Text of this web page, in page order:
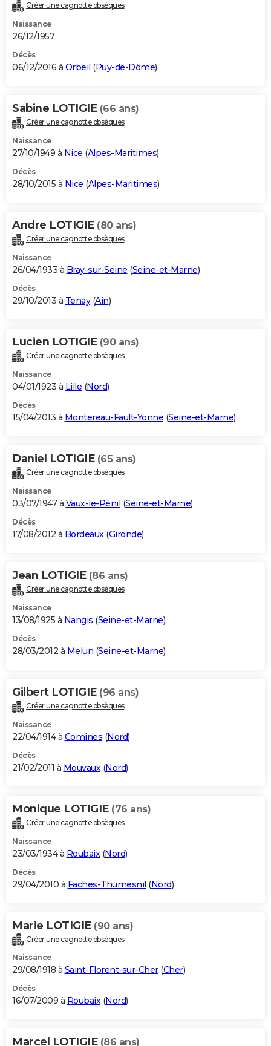
Créer une cagnotte obsèques
Naissance
26/12/1957
Décès
06/12/2016 à Orbeil (Puy-de-Dôme)
Sabine LOTIGIE (66 ans)
Créer une cagnotte obsèques
Naissance
27/10/1949 à Nice (Alpes-Maritimes)
Décès
28/10/2015 à Nice (Alpes-Maritimes)
Andre LOTIGIE (80 ans)
Créer une cagnotte obsèques
Naissance
26/04/1933 à Bray-sur-Seine (Seine-et-Marne)
Décès
29/10/2013 à Tenay(Ain)
Lucien LOTIGIE (90 ans)
Créer une cagnotte obsèques
Naissance
04/01/1923 à Lille (Nord)
Décès
15/04/2013 à Montereau-Fault-Yonne (Seine-et-Marne)
Daniel LOTIGIE (65 ans)
Créer une cagnotte obsèques
Naissance
03/07/1947 à Vaux-le-Pénil (Seine-et-Marne)
Décès
17/08/2012 à Bordeaux(Gironde)
Jean LOTIGIE (86 ans)
Créer une cagnotte obsèques
Naissance
13/08/1925 à Nangis (Seine-et-Marne)
Décès
28/03/2012 à Melun (Seine-et-Marne)
Gilbert LOTIGIE (96 ans)
Créer une cagnotte obsèques
Naissance
22/04/1914 à Comines (Nord)
Décès
21/02/2011 à Mouvaux(Nord)
Monique LOTIGIE (76 ans)
Créer une cagnotte obsèques
Naissance
23/03/1934 à Roubaix (Nord)
Décès
29/04/2010 à Faches-Thumesnil (Nord)
Marie LOTIGIE (90 ans)
Créer une cagnotte obsèques
Naissance
29/08/1918 à Saint-Florent-sur-Cher(Cher)
Décès
16/07/2009 à Roubaix(Nord)
Marcel LOTIGIE (86 ans)